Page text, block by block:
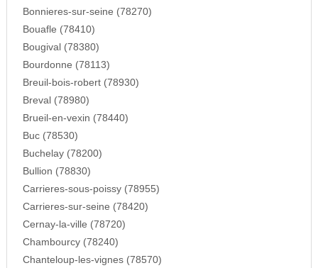
Bonnieres-sur-seine (78270)
Bouafle (78410)
Bougival (78380)
Bourdonne (78113)
Breuil-bois-robert (78930)
Breval (78980)
Brueil-en-vexin (78440)
Buc (78530)
Buchelay (78200)
Bullion (78830)
Carrieres-sous-poissy (78955)
Carrieres-sur-seine (78420)
Cernay-la-ville (78720)
Chambourcy (78240)
Chanteloup-les-vignes (78570)